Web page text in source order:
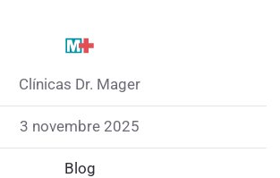
Clínicas Dr. Mager
3 novembre 2025
Blog